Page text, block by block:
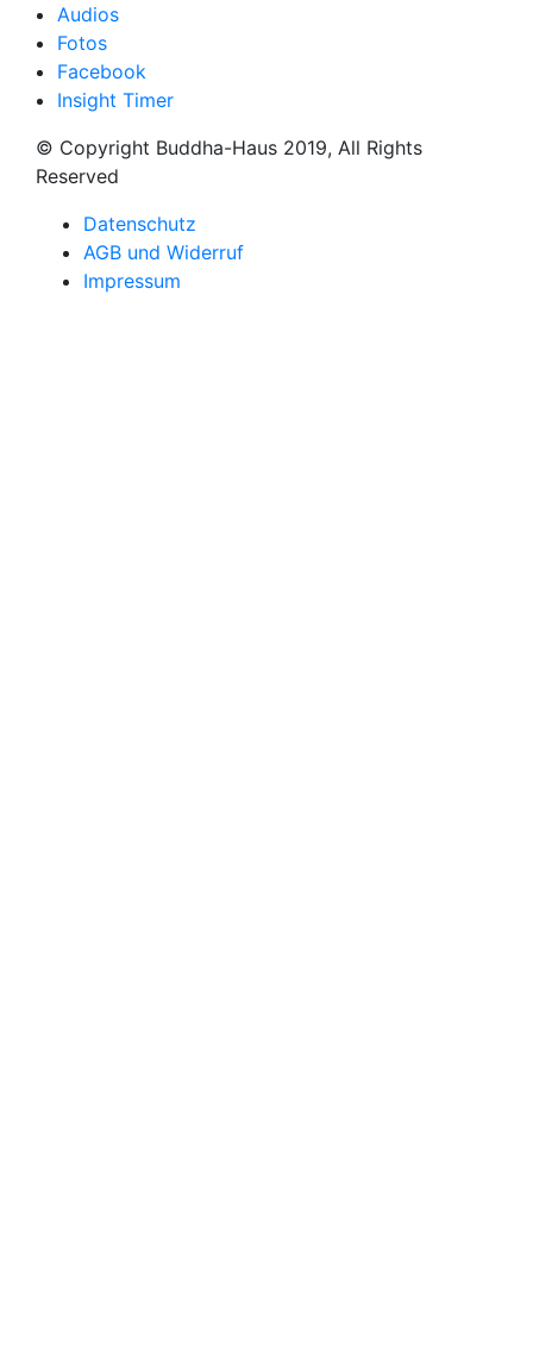
Audios
Fotos
Facebook
Insight Timer
© Copyright Buddha-Haus 2019, All Rights
Reserved
Datenschutz
AGB und Widerruf
Impressum